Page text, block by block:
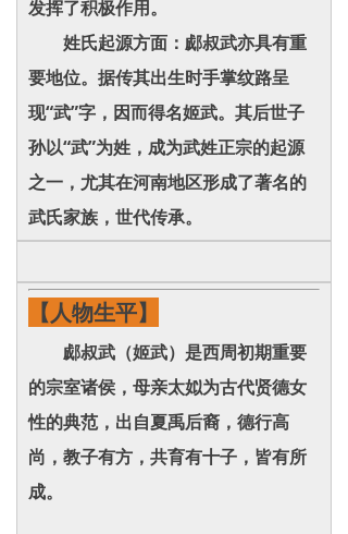
发挥了积极作用。
姓氏起源方面：郕叔武亦具有重
要地位。据传其出生时手掌纹路呈
现“武”字，因而得名姬武。其后世子
孙以“武”为姓，成为武姓正宗的起源
之一，尤其在河南地区形成了著名的
武氏家族，世代传承。
【人物生平】
郕叔武（姬武）是西周初期重要
的宗室诸侯，母亲太姒为古代贤德女
性的典范，出自夏禹后裔，德行高
尚，教子有方，共育有十子，皆有所
成。